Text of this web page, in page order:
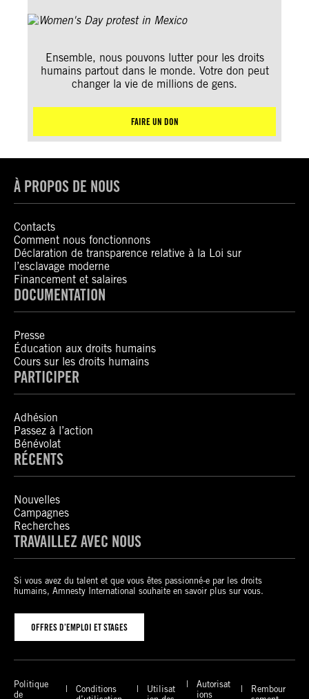
Ensemble, nous pouvons lutter pour les droits
humains partout dans le monde. Votre don peut
changer la vie de millions de gens.
FAIRE UN DON
À PROPOS DE NOUS
Contacts
Comment nous fonctionnons
Déclaration de transparence relative à la Loi sur
l’esclavage moderne
Financement et salaires
DOCUMENTATION
Presse
Éducation aux droits humains
Cours sur les droits humains
PARTICIPER
Adhésion
Passez à l’action
Bénévolat
RÉCENTS
Nouvelles
Campagnes
Recherches
TRAVAILLEZ AVEC NOUS
Si vous avez du talent et que vous êtes passionné-e par les droits
humains, Amnesty International souhaite en savoir plus sur vous.
OFFRES D’EMPLOI ET STAGES
Politique
de
Conditions
Utilisat
Autorisat
ions
Rembour